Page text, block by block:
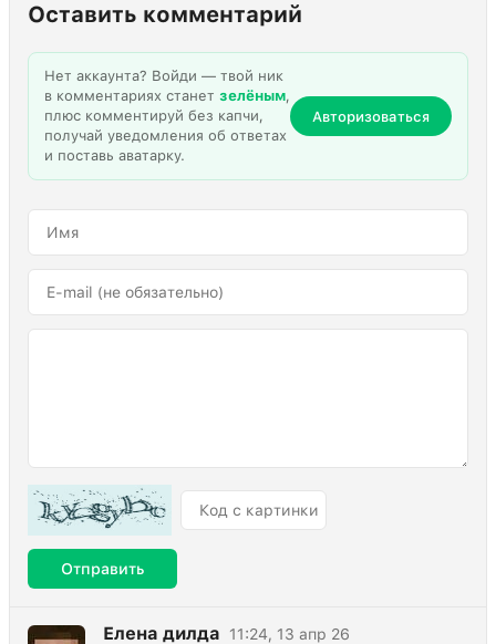
Оставить комментарий
Нет аккаунта? Войди — твой ник
в комментариях станет зелёным,
плюс комментируй без капчи,
получай уведомления об ответах
и поставь аватарку.
Авторизоваться
Отправить
Елена дилда
11:24, 13 апр 26